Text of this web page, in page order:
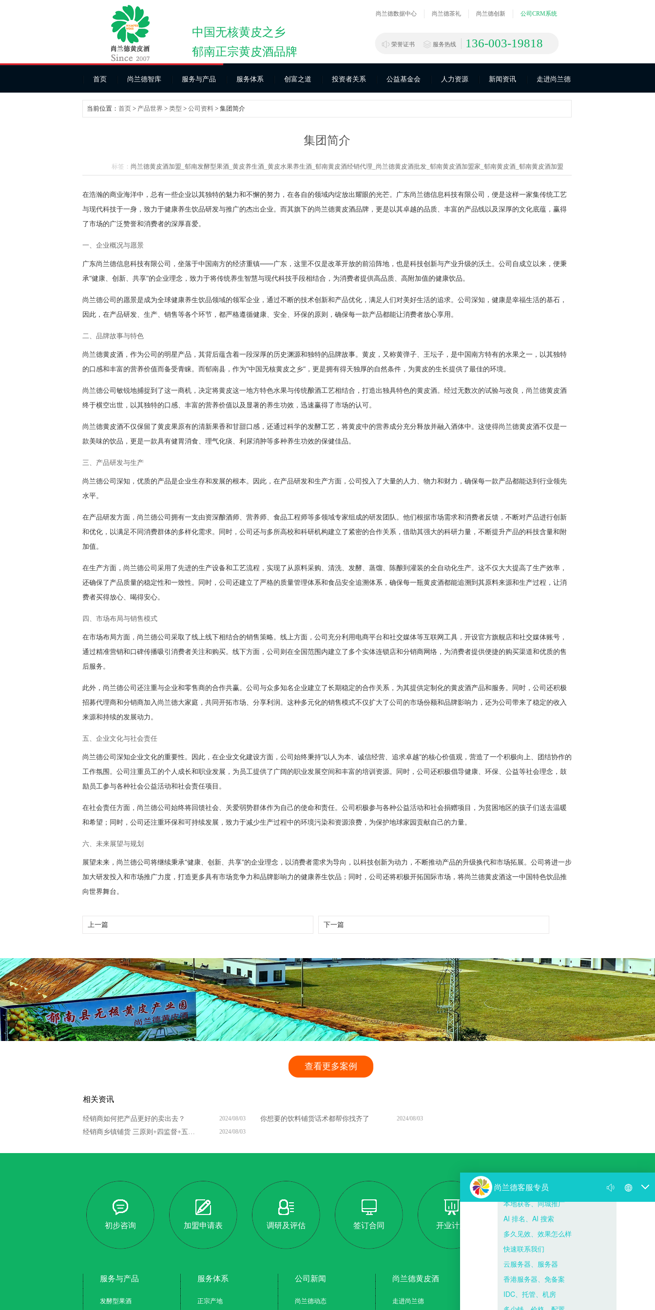
中国无核黄皮之乡
郁南正宗黄皮酒品牌
尚兰德数据中心 尚兰德茶礼 尚兰德创新 公司CRM系统
荣誉证书 服务热线 136-003-19818
首页 尚兰德智库 服务与产品 服务体系 创富之道 投资者关系 公益基金会 人力资源 新闻资讯 走进尚兰德
当前位置： 首页 > 产品世界 > 类型 > 公司资料 > 集团简介
集团简介
标签： 尚兰德黄皮酒加盟_ 郁南发酵型果酒_ 黄皮养生酒_ 黄皮水果养生酒_ 郁南黄皮酒经销代理_ 尚兰德黄皮酒批发_ 郁南黄皮酒加盟家_ 郁南黄皮酒_ 郁南黄皮酒加盟
在浩瀚的商业海洋中，总有一些企业以其独特的魅力和不懈的努力，在各自的领域内绽放出耀眼的光芒。广东尚兰德信息科技有限公司，便是这样一家集传统工艺
与现代科技于一身，致力于健康养生饮品研发与推广的杰出企业。而其旗下的尚兰德黄皮酒品牌，更是以其卓越的品质、丰富的产品线以及深厚的文化底蕴，赢得
了市场的广泛赞誉和消费者的深厚喜爱。
一、企业概况与愿景
广东尚兰德信息科技有限公司，坐落于中国南方的经济重镇——广东，这里不仅是改革开放的前沿阵地，也是科技创新与产业升级的沃土。公司自成立以来，便秉
承“健康、创新、共享”的企业理念，致力于将传统养生智慧与现代科技手段相结合，为消费者提供高品质、高附加值的健康饮品。
尚兰德公司的愿景是成为全球健康养生饮品领域的领军企业，通过不断的技术创新和产品优化，满足人们对美好生活的追求。公司深知，健康是幸福生活的基石，
因此，在产品研发、生产、销售等各个环节，都严格遵循健康、安全、环保的原则，确保每一款产品都能让消费者放心享用。
二、品牌故事与特色
尚兰德黄皮酒，作为公司的明星产品，其背后蕴含着一段深厚的历史渊源和独特的品牌故事。黄皮，又称黄弹子、王坛子，是中国南方特有的水果之一，以其独特
的口感和丰富的营养价值而备受青睐。而郁南县，作为“中国无核黄皮之乡”，更是拥有得天独厚的自然条件，为黄皮的生长提供了最佳的环境。
尚兰德公司敏锐地捕捉到了这一商机，决定将黄皮这一地方特色水果与传统酿酒工艺相结合，打造出独具特色的黄皮酒。经过无数次的试验与改良，尚兰德黄皮酒
终于横空出世，以其独特的口感、丰富的营养价值以及显著的养生功效，迅速赢得了市场的认可。
尚兰德黄皮酒不仅保留了黄皮果原有的清新果香和甘甜口感，还通过科学的发酵工艺，将黄皮中的营养成分充分释放并融入酒体中。这使得尚兰德黄皮酒不仅是一
款美味的饮品，更是一款具有健胃消食、理气化痰、利尿消肿等多种养生功效的保健佳品。
三、产品研发与生产
尚兰德公司深知，优质的产品是企业生存和发展的根本。因此，在产品研发和生产方面，公司投入了大量的人力、物力和财力，确保每一款产品都能达到行业领先
水平。
在产品研发方面，尚兰德公司拥有一支由资深酿酒师、营养师、食品工程师等多领域专家组成的研发团队。他们根据市场需求和消费者反馈，不断对产品进行创新
和优化，以满足不同消费群体的多样化需求。同时，公司还与多所高校和科研机构建立了紧密的合作关系，借助其强大的科研力量，不断提升产品的科技含量和附
加值。
在生产方面，尚兰德公司采用了先进的生产设备和工艺流程，实现了从原料采购、清洗、发酵、蒸馏、陈酿到灌装的全自动化生产。这不仅大大提高了生产效率，
还确保了产品质量的稳定性和一致性。同时，公司还建立了严格的质量管理体系和食品安全追溯体系，确保每一瓶黄皮酒都能追溯到其原料来源和生产过程，让消
费者买得放心、喝得安心。
四、市场布局与销售模式
在市场布局方面，尚兰德公司采取了线上线下相结合的销售策略。线上方面，公司充分利用电商平台和社交媒体等互联网工具，开设官方旗舰店和社交媒体账号，
通过精准营销和口碑传播吸引消费者关注和购买。线下方面，公司则在全国范围内建立了多个实体连锁店和分销商网络，为消费者提供便捷的购买渠道和优质的售
后服务。
此外，尚兰德公司还注重与企业和零售商的合作共赢。公司与众多知名企业建立了长期稳定的合作关系，为其提供定制化的黄皮酒产品和服务。同时，公司还积极
招募代理商和分销商加入尚兰德大家庭，共同开拓市场、分享利润。这种多元化的销售模式不仅扩大了公司的市场份额和品牌影响力，还为公司带来了稳定的收入
来源和持续的发展动力。
五、企业文化与社会责任
尚兰德公司深知企业文化的重要性。因此，在企业文化建设方面，公司始终秉持“以人为本、诚信经营、追求卓越”的核心价值观，营造了一个积极向上、团结协作的
工作氛围。公司注重员工的个人成长和职业发展，为员工提供了广阔的职业发展空间和丰富的培训资源。同时，公司还积极倡导健康、环保、公益等社会理念，鼓
励员工参与各种社会公益活动和社会责任项目。
在社会责任方面，尚兰德公司始终将回馈社会、关爱弱势群体作为自己的使命和责任。公司积极参与各种公益活动和社会捐赠项目，为贫困地区的孩子们送去温暖
和希望；同时，公司还注重环保和可持续发展，致力于减少生产过程中的环境污染和资源浪费，为保护地球家园贡献自己的力量。
六、未来展望与规划
展望未来，尚兰德公司将继续秉承“健康、创新、共享”的企业理念，以消费者需求为导向，以科技创新为动力，不断推动产品的升级换代和市场拓展。公司将进一步
加大研发投入和市场推广力度，打造更多具有市场竞争力和品牌影响力的健康养生饮品；同时，公司还将积极开拓国际市场，将尚兰德黄皮酒这一中国特色饮品推
向世界舞台。
上一篇 下一篇
查看更多案例
相关资讯
经销商如何把产品更好的卖出去？ 2024/08/03 你想要的饮料铺货话术都帮你找齐了 2024/08/03
经销商乡镇铺货 三原则+四监督+五做到+八要点 2024/08/03
初步咨询 加盟申请表 调研及评估 签订合同 开业计划
服务与产品
发酵型果酒
服务体系
正宗产地
公司新闻
尚兰德动态
尚兰德黄皮酒
走进尚兰德